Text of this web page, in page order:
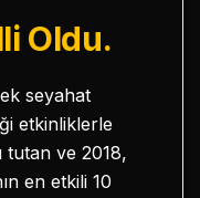
Oldu.
seyahat
etkinliklerle
tutan ve 2018,
en etkili 10